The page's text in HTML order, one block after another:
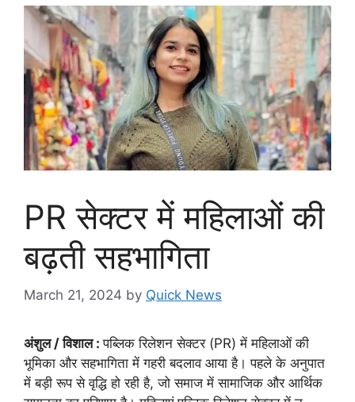
PR सेक्टर में महिलाओं की
बढ़ती सहभागिता
March 21, 2024 by Quick News
अंशुल / विशाल :पब्लिक रिलेशन सेक्टर (PR) में महिलाओं की
भूमिका और सहभागिता में गहरी बदलाव आया है। पहले के अनुपात
में बड़ी रूप से वृद्धि हो रही है, जो समाज में सामाजिक और आर्थिक